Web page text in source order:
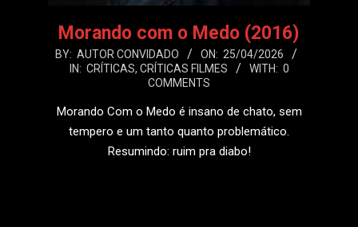
Morando com o Medo (2016)
2026-
BY: AUTOR CONVIDADO ON: 25/04/2026
IN: CRÍTICAS, CRÍTICAS FILMES WITH: 0
COMMENTS
Morando Com o Medo é insano de chato, sem
tempero e um tanto quanto problemático.
Resumindo: ruim pra diabo!